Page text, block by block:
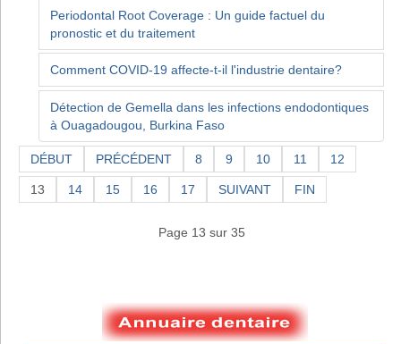
Periodontal Root Coverage : Un guide factuel du
pronostic et du traitement
Comment COVID-19 affecte-t-il l'industrie dentaire?
Détection de Gemella dans les infections endodontiques
à Ouagadougou, Burkina Faso
DÉBUT PRÉCÉDENT 8 9 10 11 12
13 14 15 16 17 SUIVANT FIN
Page 13 sur 35